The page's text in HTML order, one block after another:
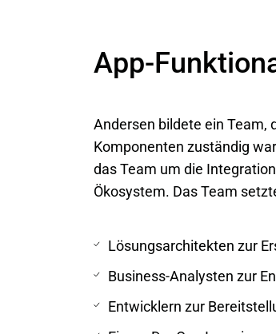
App-
Andersen bildete ein Team,
Komponenten zuständig
das Team um die
Ökosystem. Das Team
Lösungsarchitekten zur
Business-Analysten zur
Entwicklern zur